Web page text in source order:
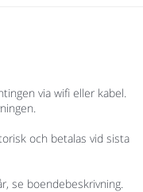
via wifi eller kabel.
och betalas vid sista
se boendebeskrivning.